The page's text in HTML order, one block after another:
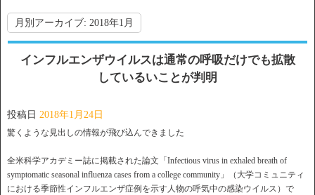
月別アーカイブ: 2018年1月
インフルエンザウイルスは通常の呼吸だけでも拡散
しているいことが判明
投稿日 2018年1月24日
驚くような見出しの情報が飛び込んできました
全米科学アカデミー誌に掲載された論文「Infectious virus in exhaled breath of
symptomatic seasonal influenza cases from a college community」（大学コミュニティ
における季節性インフルエンザ症例を示す人物の呼気中の感染ウイルス）で